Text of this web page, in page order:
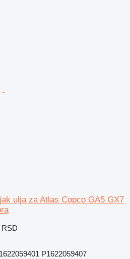
ulja za Atlas Copco GA5 GX7
RSD
P1622059407